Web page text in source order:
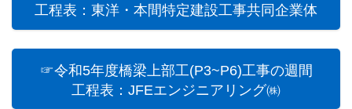
工程表：東洋・本間特定建設工事共同企業体
☞令和5年度橋梁上部⼯(P3~P6)⼯事の週間
工程表：JFEエンジニアリング㈱